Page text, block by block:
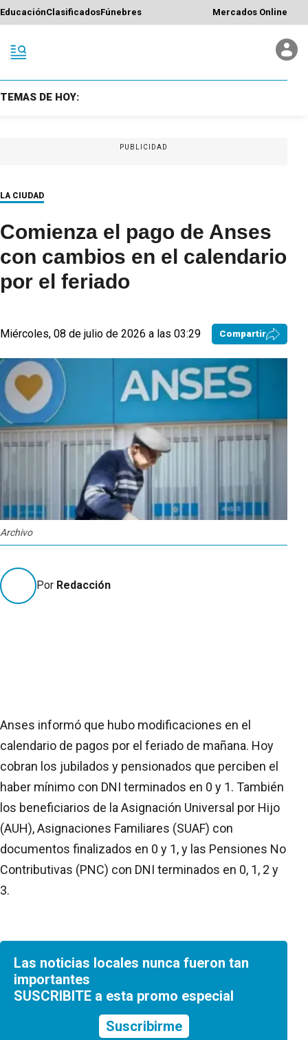
EducaciónClasificadosFúnebres Mercados Online
TEMAS DE HOY:
PUBLICIDAD
LA CIUDAD
Comienza el pago de Anses
con cambios en el calendario
por el feriado
Miércoles, 08 de julio de 2026 a las 03:29 Compartir
Archivo
Por Redacción
Anses informó que hubo modificaciones en el
calendario de pagos por el feriado de mañana. Hoy
cobran los jubilados y pensionados que perciben el
haber mínimo con DNI terminados en 0 y 1. También
los beneficiarios de la Asignación Universal por Hijo
(AUH), Asignaciones Familiares (SUAF) con
documentos finalizados en 0 y 1, y las Pensiones No
Contributivas (PNC) con DNI terminados en 0, 1, 2 y
3.
Las noticias locales nunca fueron tan
importantes
SUSCRIBITE a esta promo especial
Suscribirme